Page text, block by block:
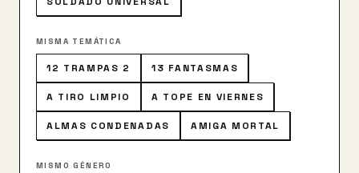
MISMA TEMÁTICA
12 TRAMPAS 2 13 FANTASMAS
A TIRO LIMPIO A TOPE EN VIERNES
ALMAS CONDENADAS AMIGA MORTAL
MISMO GÉNERO